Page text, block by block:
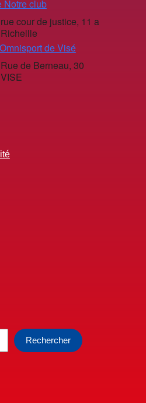
Notre club
rue cour de justice, 11 a
Richellle
de Visé
Rue de Berneau, 30
VISE
Rechercher